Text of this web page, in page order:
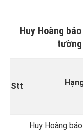
Huy Hoàng
Stt
Huy Hoàng